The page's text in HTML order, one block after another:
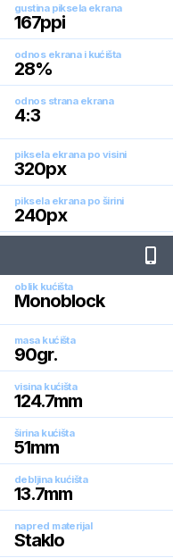
gustina piksela ekrana
167ppi
odnos ekrana i kućišta
28%
odnos strana ekrana
4:3
piksela ekrana po visini
320px
piksela ekrana po širini
240px
oblik kućišta
Monoblock
masa kućišta
90gr.
visina kućišta
124.7mm
širina kućišta
51mm
debljina kućišta
13.7mm
napred materijal
Staklo